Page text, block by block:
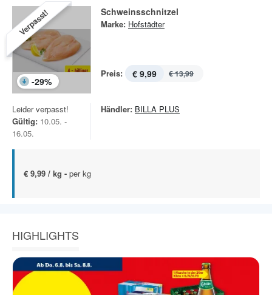
Verpasst!
-29%
Schweinsschnitzel
Marke: Hofstädter
Preis: € 9,99 € 13,99
Leider verpasst!
Gültig: 10.05. -
16.05.
Händler: BILLA PLUS
€ 9,99 / kg - per kg
HIGHLIGHTS